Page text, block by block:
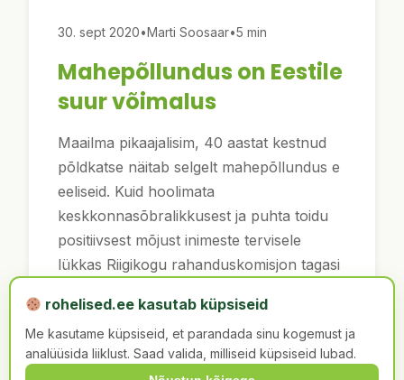
30. sept 2020•Marti Soosaar•5 min
Mahepõllundus on Eestile
suur võimalus
Maailma pikaajalisim, 40 aastat kestnud
põldkatse näitab selgelt mahepõllundus e
eeliseid. Kuid hoolimata
keskkonnasõbralikkusest ja puhta toidu
positiivsest mõjust inimeste tervisele
lükkas Riigikogu rahanduskomisjon tagasi
algatatud …
rohelised.ee kasutab küpsiseid
Me kasutame küpsiseid, et parandada sinu kogemust ja
analüüsida liiklust. Saad valida, milliseid küpsiseid lubad.